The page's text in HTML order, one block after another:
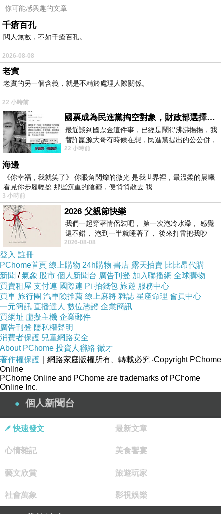
你可能感興趣的文章
千瘡百孔
閱人無數，不如千瘡百孔。
2026-08-08
老實
老實的另一個含義，就是不精於處理人際關係。
22 小時前
國票成為民進黨掏空對象，財政部選擇性失憶
最近談到國票金這件事，已經是鬧得沸沸揚揚，我
替許崑源大哥有時候在想，民進黨提出的公公併，
其實就是想要國庫通黨庫，鬧出最大的醜
22 小時前
海邊
《你幸福，我就笑了》 你眼角閃爍的微光 是我世界裡，最溫柔的晨曦
看見你步履輕盈 那些沉重的陰霾，便悄悄散去 我
3 小時前
2026 父親節快樂
我們一起穿著情侶裝吧， 第一次泡冷水澡， 感覺
還不錯， 泡到一半就睡著了， 後來打雷把我吵
醒， 手
2026-08-08
登入 註冊
PChome首頁 線上購物 24h購物 書店 露天拍賣 比比昂代購
新聞 /氣象 股市 個人新聞台 廣告刊登 加入聯播網 全球購物
買賣租屋 支付連 國際連 Pi 拍錢包 旅遊 服務中心
買車 旅行團 汽車險推薦 線上麻將 雜誌 星座命理 會員中心
一元簡訊 直播達人 數位憑證 企業簡訊
買網址 虛擬主機 企業郵件
廣告刊登 隱私權聲明
消費者保護 兒童網路安全
About PChome 投資人聯絡 徵才
著作權保護 ｜網路家庭版權所有、轉載必究 ‧Copyright PChome
Online
PChome Online and PChome are trademarks of PChome
Online Inc.
個人新聞台
快速發文 最新文章
心情雜記 美食饗宴
藝文欣賞 旅遊玩家
社會萬象 影視娛樂